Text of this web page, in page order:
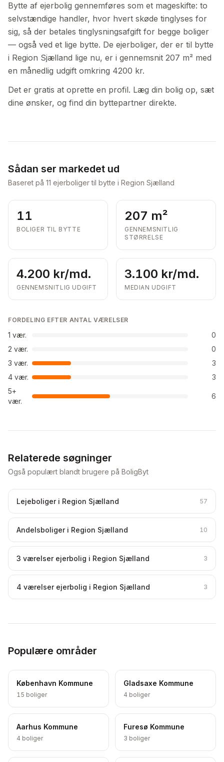
Bytte af ejerbolig gennemføres som et mageskifte: to
selvstændige handler, hvor hvert skøde tinglyses for
sig, så der betales tinglysningsafgift for begge boliger
— også ved et lige bytte. De ejerboliger, der er til bytte
i Region Sjælland lige nu, er i gennemsnit 207 m² med
en månedlig udgift omkring 4200 kr.
Det er gratis at oprette en profil. Læg din bolig op, sæt
dine ønsker, og find din byttepartner direkte.
Sådan ser markedet ud
Baseret på 11 ejerboliger til bytte i Region Sjælland
11
BOLIGER TIL BYTTE
207 m²
GENNEMSNITLIG
STØRRELSE
4.200 kr/md.
GENNEMSNITLIG UDGIFT
3.100 kr/md.
MEDIAN UDGIFT
FORDELING EFTER ANTAL VÆRELSER
1 vær.
0
2 vær.
0
3 vær.
3
4 vær.
3
5+
vær.
6
Relaterede søgninger
Også populært blandt brugere på BoligByt
Lejeboliger i Region Sjælland 57
Andelsboliger i Region Sjælland 10
3 værelser ejerbolig i Region Sjælland 3
4 værelser ejerbolig i Region Sjælland 3
Populære områder
København Kommune
15 boliger
Gladsaxe Kommune
4 boliger
Aarhus Kommune
4 boliger
Furesø Kommune
3 boliger